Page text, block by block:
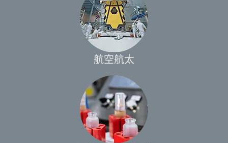
航空航太